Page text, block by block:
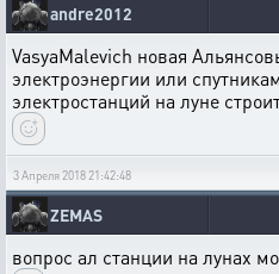
andre2012
VasyaMalevich новая
электроэнергии или
электростанций на луне
3 Апреля 2018 21:42:48
ZEMAS
вопрос ал станции на лунах